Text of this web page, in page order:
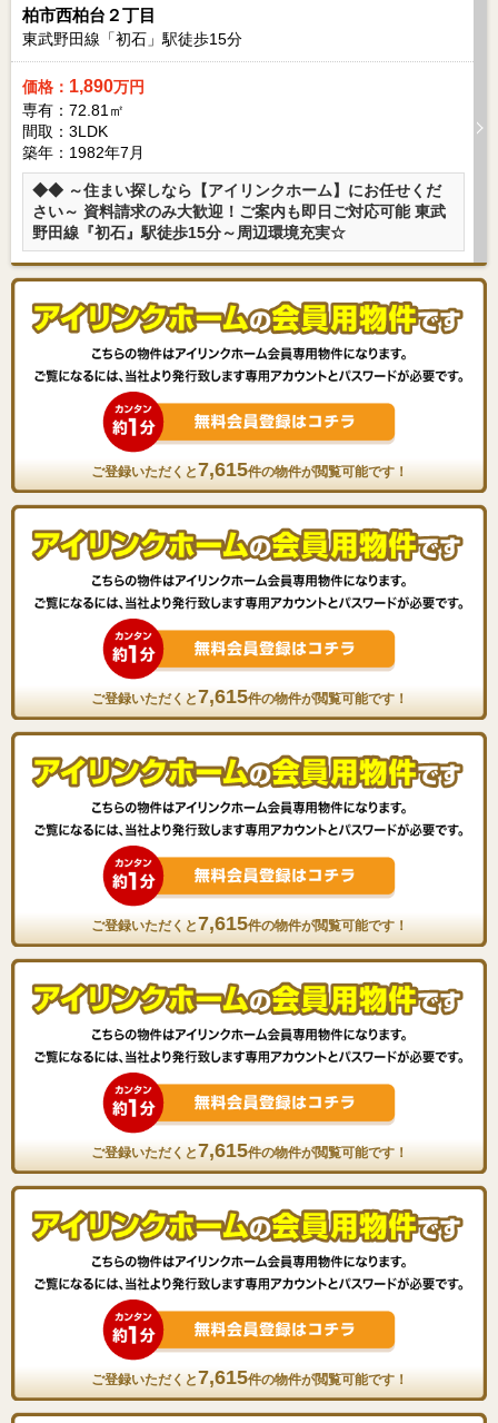
柏市西柏台２丁目
東武野田線「初石」駅徒歩15分
価格： 1,890万円
専有：72.81㎡
間取：3LDK
築年：1982年7月
◆◆ ～住まい探しなら【アイリンクホーム】にお任せくだ
さい～ 資料請求のみ大歓迎！ご案内も即日ご対応可能 東武
野田線『初石』駅徒歩15分～周辺環境充実☆
ご登録いただくと7,615件の物件が閲覧可能です！
ご登録いただくと7,615件の物件が閲覧可能です！
ご登録いただくと7,615件の物件が閲覧可能です！
ご登録いただくと7,615件の物件が閲覧可能です！
ご登録いただくと7,615件の物件が閲覧可能です！